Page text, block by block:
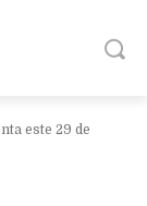
este 29 de